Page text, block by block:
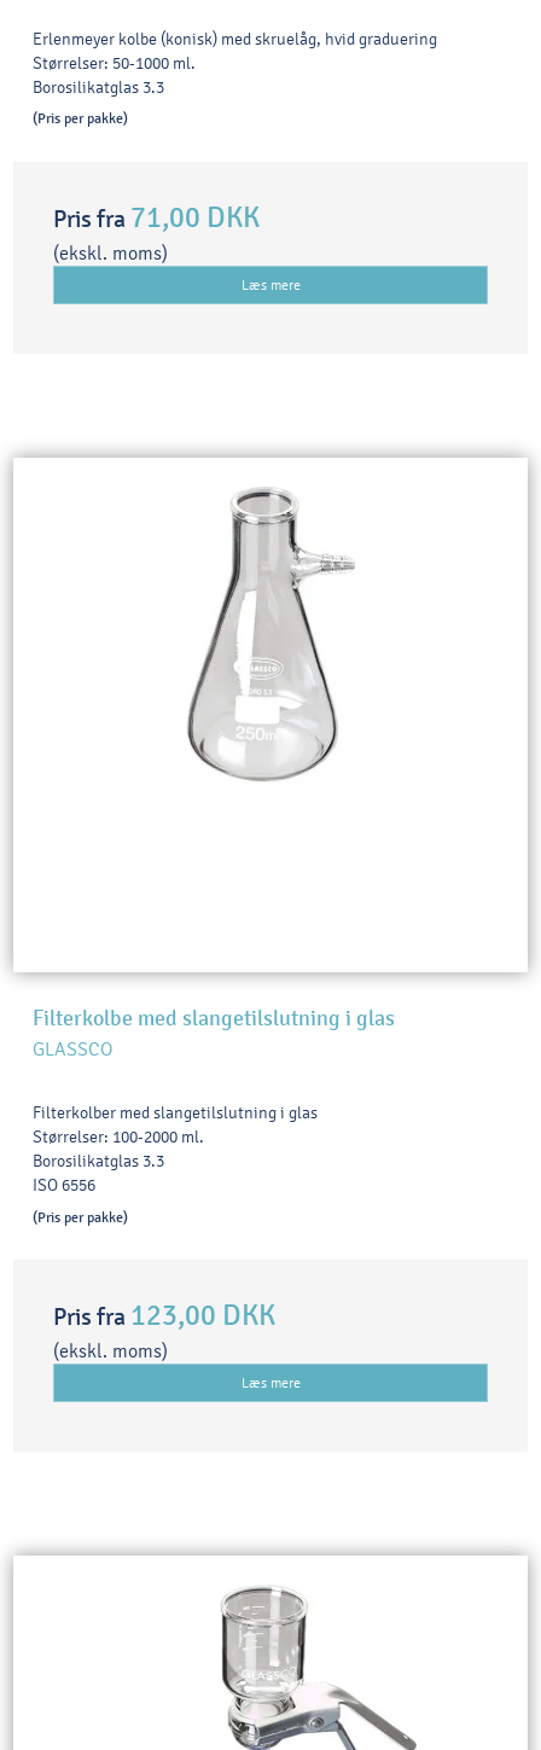
Erlenmeyer kolbe (konisk) med skruelåg, hvid graduering
Størrelser: 50-1000 ml.
Borosilikatglas 3.3
(Pris per pakke)
Pris fra 71,00 DKK
(ekskl. moms)
Læs mere
Filterkolbe med slangetilslutning i glas
GLASSCO
Filterkolber med slangetilslutning i glas
Størrelser: 100-2000 ml.
Borosilikatglas 3.3
ISO 6556
(Pris per pakke)
Pris fra 123,00 DKK
(ekskl. moms)
Læs mere